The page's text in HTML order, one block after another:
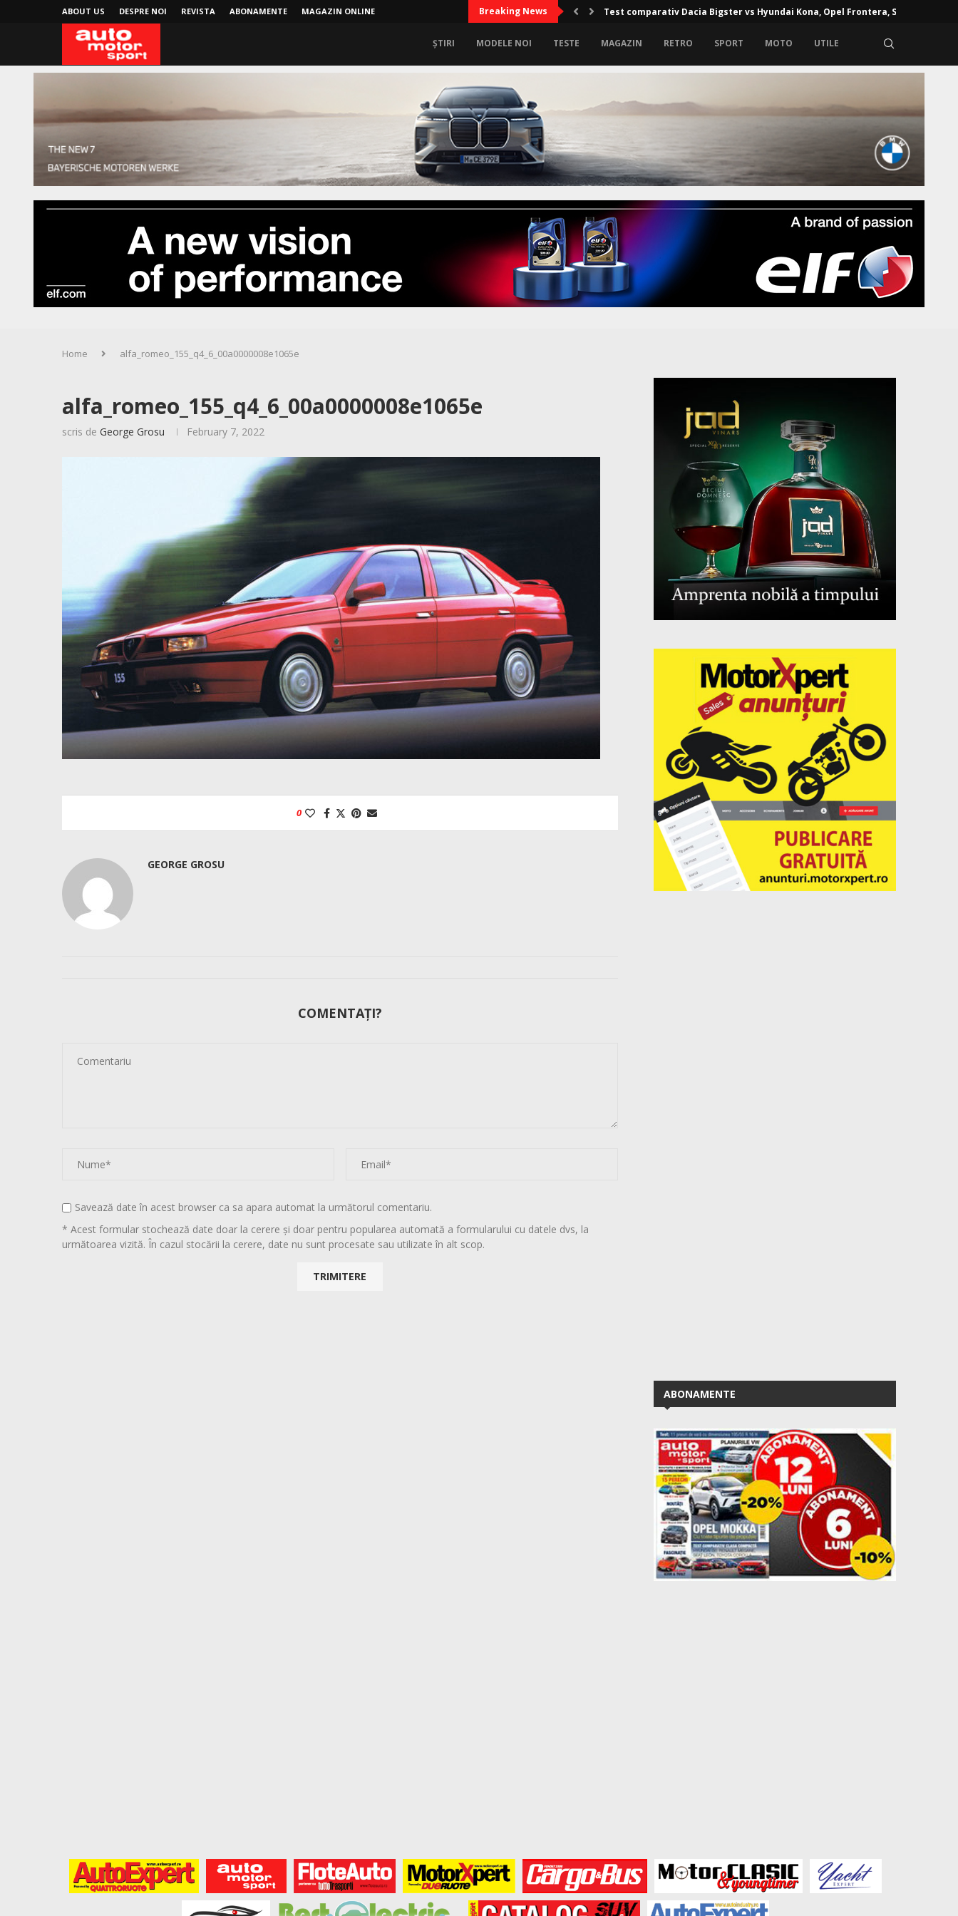
ABOUT US DESPRE NOI REVISTA ABONAMENTE MAGAZIN ONLINE Breaking News Test comparativ Dacia Bigster vs Hyundai Kona, Opel Frontera, Skoda...
ȘTIRI MODELE NOI TESTE MAGAZIN RETRO SPORT MOTO UTILE
Home alfa_romeo_155_q4_6_00a0000008e1065e
alfa_romeo_155_q4_6_00a0000008e1065e
scris de George Grosu February 7, 2022
0
GEORGE GROSU
COMENTAȚI?
Savează date în acest browser ca sa apara automat la următorul comentariu.
* Acest formular stochează date doar la cerere și doar pentru popularea automată a formularului cu datele dvs, la
următoarea vizită. În cazul stocării la cerere, date nu sunt procesate sau utilizate în alt scop.
ABONAMENTE